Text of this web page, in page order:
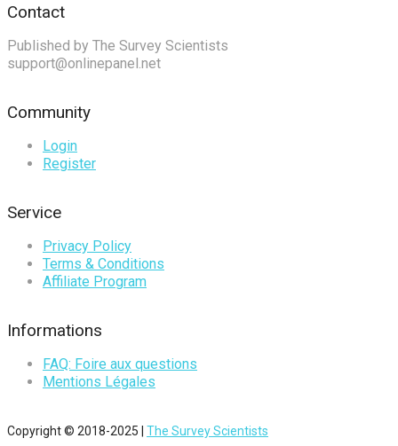
Contact
Published by The Survey Scientists
support@onlinepanel.net
Community
Login
Register
Service
Privacy Policy
Terms & Conditions
Affiliate Program
Informations
FAQ: Foire aux questions
Mentions Légales
Copyright © 2018-2025 | The Survey Scientists